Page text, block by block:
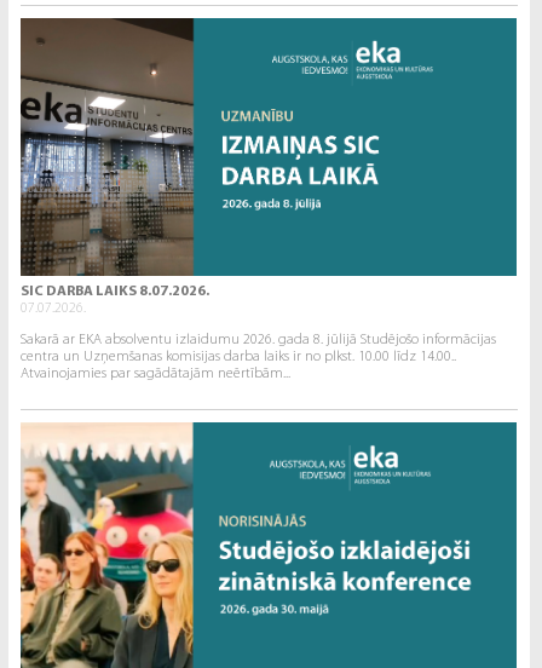
SIC DARBA LAIKS 8.07.2026.
07.07.2026.
Sakarā ar EKA absolventu izlaidumu 2026. gada 8. jūlijā Studējošo informācijas
centra un Uzņemšanas komisijas darba laiks ir no plkst. 10.00 līdz 14.00..
Atvainojamies par sagādātajām neērtībām...